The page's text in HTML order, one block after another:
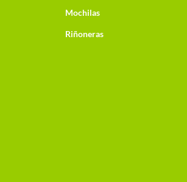
Mochilas
Riñoneras